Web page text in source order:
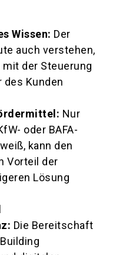
Wissen: Der
auch verstehen,
der Steuerung
des Kunden
Nur
oder BAFA-
kann den
Vorteil der
Lösung
Die Bereitschaft